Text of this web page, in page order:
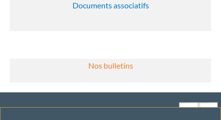
Documents associatifs
Nos bulletins